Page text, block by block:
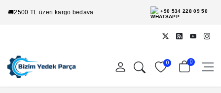
🚚2500 TL üzeri kargo bedava +90 534 228 09 50
0 0